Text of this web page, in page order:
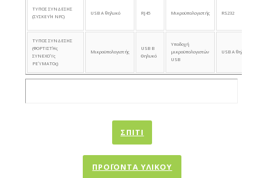
ΤΥΠΟΣ ΣΥΝΔΕΣΗΣ
(ΣΥΣΚΕΥΉ NFC)
USB Α θηλυκό RJ45 Μικροϋπολογιστής RS232
ΤΥΠΟΣ ΣΥΝΔΕΣΗΣ
(ΦΟΡΤΙΣΤΉς
ΣΥΝΕΧΟΎς
ΡΕΎΜΑΤΟς)
Μικροϋπολογιστής
USB Β
Θηλυκό
Υποδοχή
μικροϋπολογιστών
USB
USB Α θηλυκό
ΣΠΊΤΙ
ΠΡΟΪΟΝΤΑ ΥΛΙΚΟΥ